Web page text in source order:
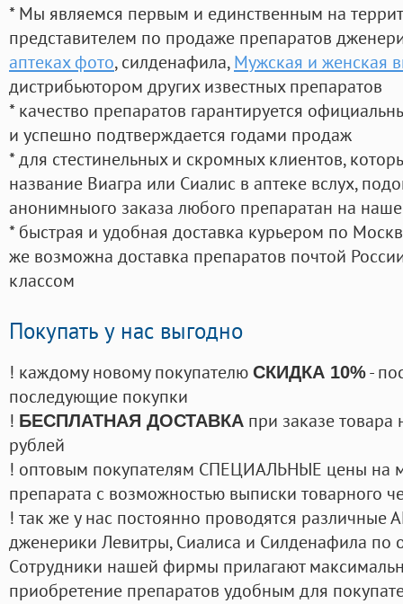
* Мы являемся первым и единственным на
представителем по продаже препаратов
аптеках фото, силденафила, Мужская и женская
дистрибьютором других известных препаратов
* качество препаратов гарантируется
и успешно подтверждается годами продаж
* для стестинельных и скромных клиентов,
название Виагра или Сиалис в аптеке вслух,
анонимныого заказа любого препаратан на
* быстрая и удобная доставка курьером по
же возможна доставка препаратов почтой
классом
Покупать у нас выгодно
! каждому новому покупателю СКИДКА 10%-
последующие покупки
! БЕСПЛАТНАЯ ДОСТАВКА при заказе
рублей
! оптовым покупателям СПЕЦИАЛЬНЫЕ цены на
препарата с возможностью выписки товарного
! так же у нас постоянно проводятся
дженерики Левитры, Сиалиса и Силденафила по
Cотрудники нашей фирмы прилагают
приобретение препаратов удобным для